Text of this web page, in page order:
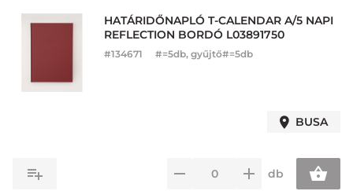
HATÁRIDŐNAPLÓ T-CALENDAR A/5 NAPI
REFLECTION BORDÓ L03891750
#134671 #=5db, gyűjtő#=5db
BUSA
db